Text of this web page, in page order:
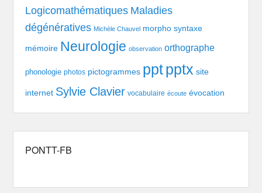
Logicomathématiques Maladies
dégénératives Michèle Chauvel morpho syntaxe
mémoire Neurologie observation orthographe
phonologie photos pictogrammes pptpptx site
internet Sylvie Clavier vocabulaire écoute évocation
PONTT-FB